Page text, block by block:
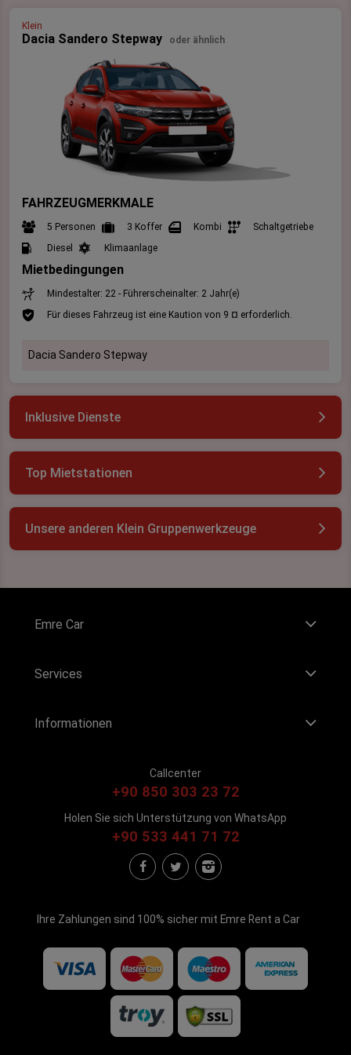
Klein
Dacia Sandero Stepway oder ähnlich
FAHRZEUGMERKMALE
5 Personen 3 Koffer Kombi
Schaltgetriebe
Diesel
Klimaanlage
Mietbedingungen
Mindestalter: 22 - Führerscheinalter: 2 Jahr(e)
Für dieses Fahrzeug ist eine Kaution von 9 ¤ erforderlich.
Dacia Sandero Stepway
Inklusive Dienste
Top Mietstationen
Unsere anderen Klein Gruppenwerkzeuge
Emre Car
Services
Informationen
Callcenter
+90 850 303 23 72
Holen Sie sich Unterstützung von WhatsApp
+90 533 441 71 72
Ihre Zahlungen sind 100% sicher mit Emre Rent a Car